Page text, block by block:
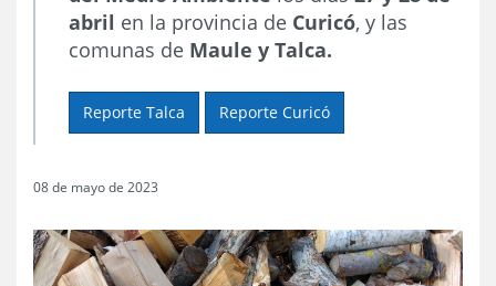
abril en la provincia de Curicó, y las
comunas de Maule y Talca.
Reporte Talca Reporte Curicó
08 de mayo de 2023